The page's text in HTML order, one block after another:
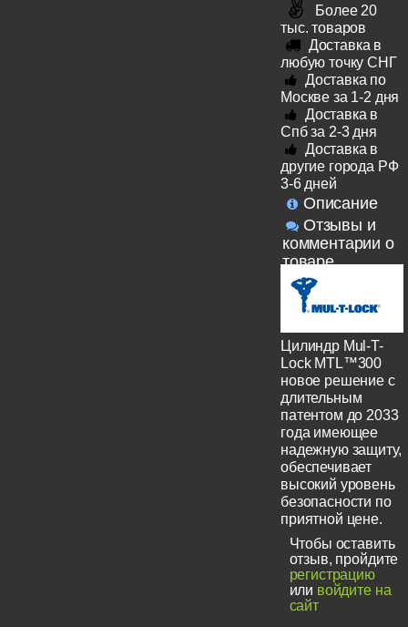
Более 20
тыс. товаров
Доставка в
любую точку СНГ
Доставка по
Москве за 1-2 дня
Доставка в
Спб за 2-3 дня
Доставка в
другие города РФ
3-6 дней
Описание
Отзывы и
комментарии о
товаре
Цилиндр Mul-T-
Lock MTL™300
новое решение с
длительным
патентом до 2033
года имеющее
надежную защиту,
обеспечивает
высокий уровень
безопасности по
приятной цене.
Чтобы оставить
отзыв, пройдите
регистрацию
или войдите на
сайт